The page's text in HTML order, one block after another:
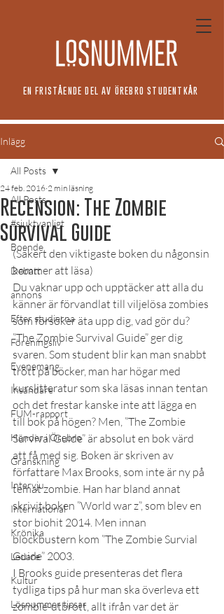
EN FRISTÅENDE DEL AV ÖREBRO STUDENTKÅR
Inlägg
All Posts
#sjuktvanligt
Boende
Debatt
annons
Efter studierna
Föreningsliv
Evenemang
Insändare
FUM-rapport
Händer i Örebro
Granskning
Intervju
International
Krönika
Ledare
Kultur
Lösnummer tipsar
All Posts
Recension: The Zombie
Survival Guide
24 feb. 2016 2 min läsning
(Säkert den viktigaste boken du någonsin
kommer att läsa)
Du vaknar upp och upptäcker att alla du
känner är förvandlat till viljelösa zombies
som försöker äta upp dig, vad gör du?
”The Zombie Survival Guide” ger dig
svaren. Som student blir kan man snabbt
trött på böcker, man har högar med
kurslitteratur som ska läsas innan tentan
och det frestar kanske inte att lägga en
till bok på högen? Men, ”The Zombie
Survival Guide” är absolut en bok värd
att få med sig. Boken är skriven av
författare Max Brooks, som inte är ny på
temat zombie. Han har bland annat
skrivit boken ”World war z”, som blev en
stor biohit 2014. Men innan
blockbustern kom ”The Zombie Survial
Guide” 2003.
I Brooks guide presenteras det flera
tydliga tips på hur man ska överleva ett
zombie-utbrott, allt ifrån var det är